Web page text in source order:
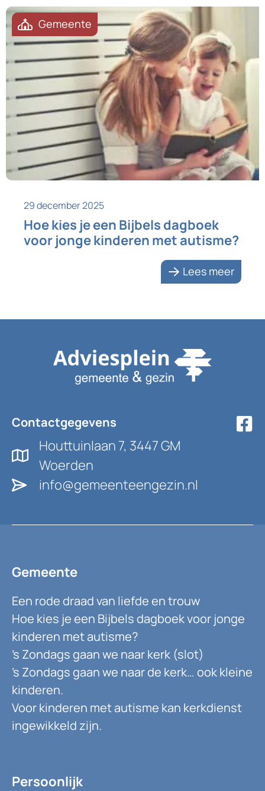
Gemeente
29 december 2025
Hoe kies je een Bijbels dagboek
voor jonge kinderen met autisme?
Lees meer
Contactgegevens
Houttuinlaan 7, 3447 GM
Woerden
info@gemeenteengezin.nl
Gemeente
Een rode draad van liefde en trouw
Hoe kies je een Bijbels dagboek voor jonge
kinderen met autisme?
’s Zondags gaan we naar kerk (slot)
’s Zondags gaan we naar de kerk… ook kleine
kinderen.
Voor kinderen met autisme kan kerkdienst
ingewikkeld zijn.
Persoonlijk